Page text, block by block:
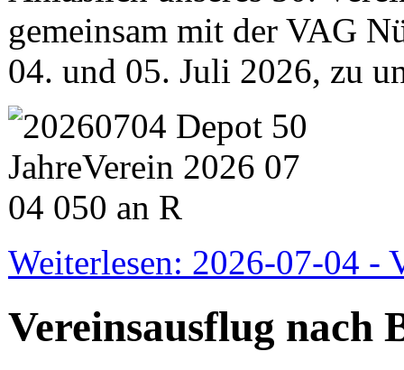
gemeinsam mit der VAG
04. und 05. Juli 2026, zu
Weiterlesen: 2026-07-04 -
Vereinsausflug nach